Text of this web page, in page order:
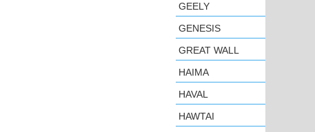
GEELY
GENESIS
GREAT WALL
HAIMA
HAVAL
HAWTAI